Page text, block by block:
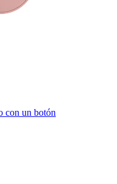
con un botón